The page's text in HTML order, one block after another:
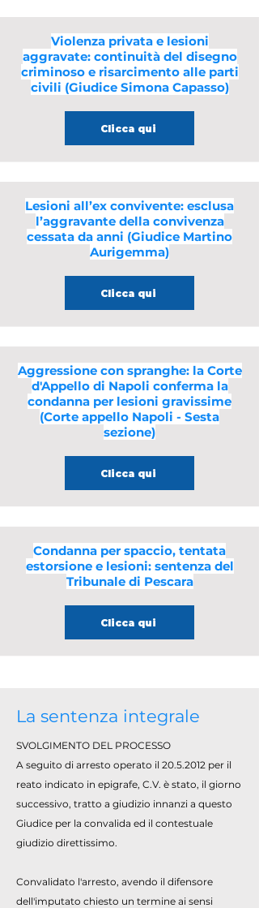
Violenza privata e lesioni
aggravate: continuità del disegno
criminoso e risarcimento alle parti
civili (Giudice Simona Capasso)
Clicca qui
Lesioni all’ex convivente: esclusa
l’aggravante della convivenza
cessata da anni (Giudice Martino
Aurigemma)
Clicca qui
Aggressione con spranghe: la Corte
d'Appello di Napoli conferma la
condanna per lesioni gravissime
(Corte appello Napoli - Sesta
sezione)
Clicca qui
Condanna per spaccio, tentata
estorsione e lesioni: sentenza del
Tribunale di Pescara
Clicca qui
La sentenza integrale
SVOLGIMENTO DEL PROCESSO
A seguito di arresto operato il 20.5.2012 per il
reato indicato in epigrafe, C.V. è stato, il giorno
successivo, tratto a giudizio innanzi a questo
Giudice per la convalida ed il contestuale
giudizio direttissimo.
Convalidato l'arresto, avendo il difensore
dell'imputato chiesto un termine ai sensi